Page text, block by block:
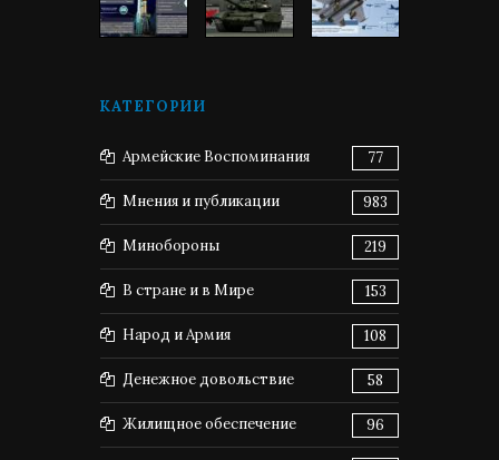
КАТЕГОРИИ
Армейские Воспоминания 77
Мнения и публикации 983
Минобороны 219
В стране и в Мире 153
Народ и Армия 108
Денежное довольствие 58
Жилищное обеспечение 96